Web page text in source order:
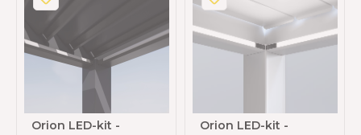
Orion LED-kit -
Orion LED-kit -